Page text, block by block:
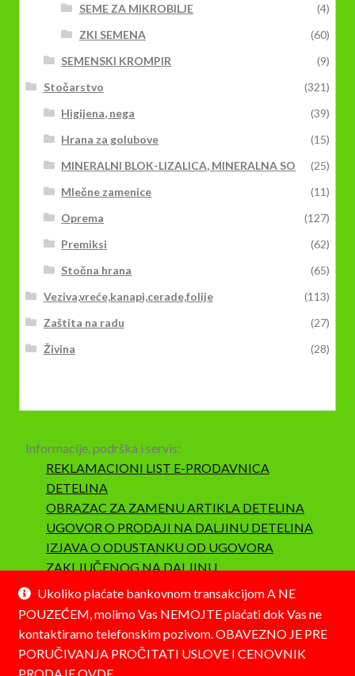
Ukoliko plaćate bankovnom transakcijom A NE
POUZEĆEM, molimo Vas NEMOJTE plaćati dok Vas ne
kontaktiramo telefonskim pozivom. OBAVEZNO JE PRE
PORUČIVANJA PROČITATI USLOVE I CENOVNIK
SEME ZA MIKROBILJE
(4)
ZKI SEMENA
(60)
SEMENSKI KROMPIR
(9)
Stočarstvo
(321)
Higijena, nega
(39)
Hrana za golubove
(15)
MINERALNI BLOK-LIZALICA, MINERALNA SO
(25)
Mlečne zamenice
(11)
Oprema
(127)
Premiksi
(62)
Stočna hrana
(65)
Veziva,vreće,kanapi,cerade,folije
(113)
Zaštita na radu
(27)
Živina
(28)
Informacije, podrška i servis:
REKLAMACIONI LIST E-PRODAVNICA
DETELINA
OBRAZAC ZA ZAMENU ARTIKLA DETELINA
UGOVOR O PRODAJI NA DALJINU DETELINA
IZJAVA O ODUSTANKU OD UGOVORA
ZAKLJUČENOG NA DALJINU
SAOBRAZNOST I REKLAMACIJA